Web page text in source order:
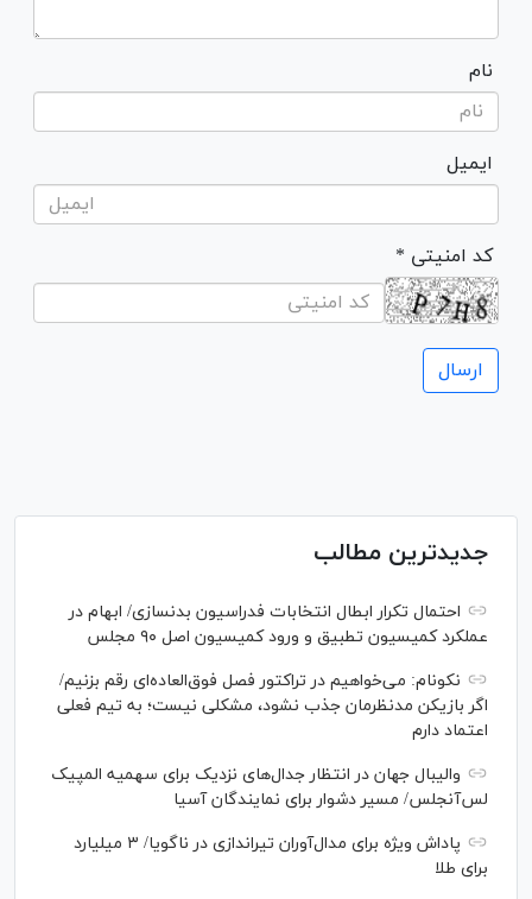
نام
ایمیل
* کد امنیتی
جدیدترین مطالب
احتمال تکرار ابطال انتخابات فدراسیون بدنسازی/ ابهام در
عملکرد کمیسیون تطبیق و ورود کمیسیون اصل ۹۰ مجلس
نکونام: می‌خواهیم در تراکتور فصل فوق‌العاده‌ای رقم بزنیم/
اگر بازیکن مدنظرمان جذب نشود، مشکلی نیست؛ به تیم فعلی
اعتماد دارم
والیبال جهان در انتظار جدال‌های نزدیک برای سهمیه المپیک
لس‌آنجلس/ مسیر دشوار برای نمایندگان آسیا
پاداش ویژه برای مدال‌آوران تیراندازی در ناگویا/ ۳ میلیارد
برای طلا